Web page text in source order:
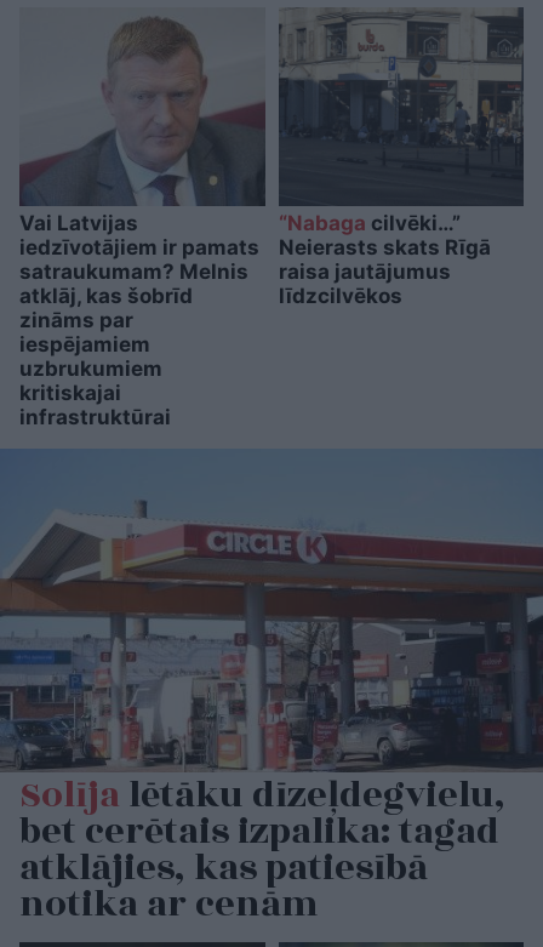
Vai Latvijas
iedzīvotājiem ir pamats
satraukumam? Melnis
atklāj, kas šobrīd
zināms par
iespējamiem
uzbrukumiem
kritiskajai
infrastruktūrai
“Nabaga cilvēki…”
Neierasts skats Rīgā
raisa jautājumus
līdzcilvēkos
Solījalētāku dīzeļdegvielu,
bet cerētais izpalika: tagad
atklājies, kas patiesībā
notika ar cenām